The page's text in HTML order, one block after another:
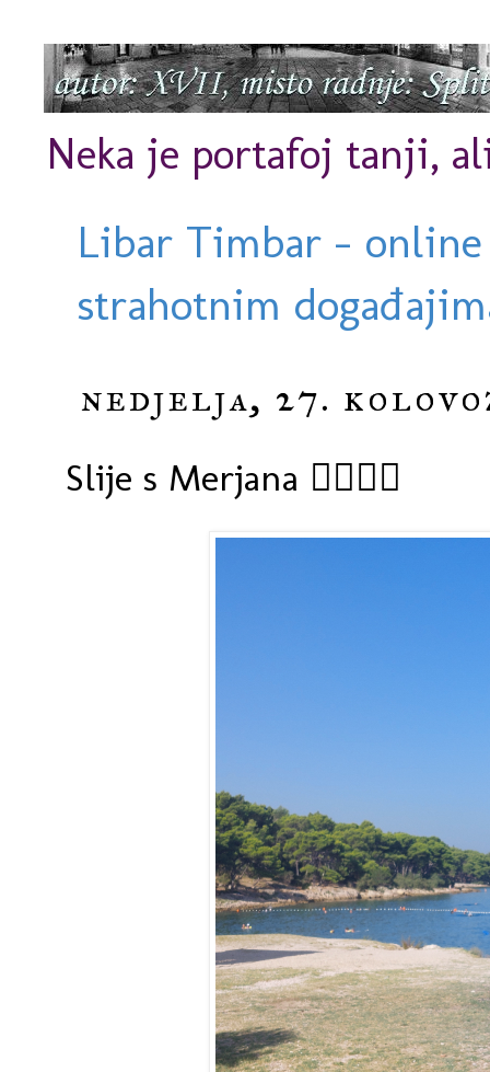
Neka je portafoj tanji,
Libar Timbar -
strahotnim
nedjelja, 27.
Slije s Merjana 🏊‍♀️🤩😊